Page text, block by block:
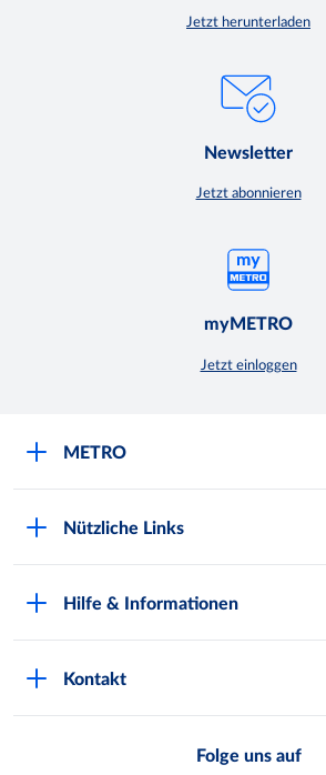
Jetzt herunterladen
Newsletter
Jetzt abonnieren
myMETRO
Jetzt einloggen
METRO
Presse
Nützliche Links
Hilfe & Informationen
Kontakt
Folge uns auf